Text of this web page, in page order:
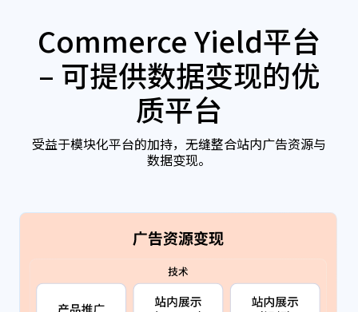
Commerce Yield平台
– 可提供数据变现的优
质平台
受益于模块化平台的加持，无缝整合站内广告资源与
数据变现。